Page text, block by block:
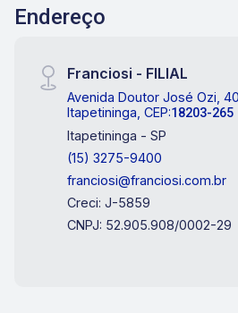
Endereço
Franciosi - FILIAL
Avenida Doutor José Ozi,
Itapetininga, CEP:18203-265
Itapetininga - SP
(15) 3275-9400
franciosi@franciosi.com.br
Creci: J-5859
CNPJ: 52.905.908/0002-29